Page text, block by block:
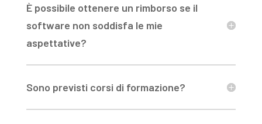
È possibile ottenere un rimborso se il
software non soddisfa le mie
aspettative?
Sono previsti corsi di formazione?